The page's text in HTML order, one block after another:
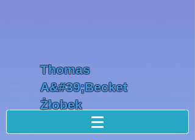
Thomas
A&#39;Becket
Żłobek